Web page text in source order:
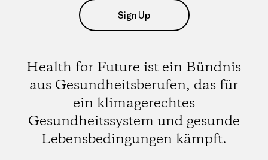
Sign Up
Health for Future ist ein Bündnis
aus Gesundheitsberufen, das für
ein klimagerechtes
Gesundheitssystem und gesunde
Lebensbedingungen kämpft.